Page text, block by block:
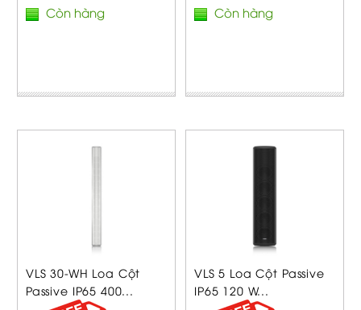
Còn hàng Còn hàng
VLS 30-WH Loa Cột
Passive IP65 400...
VLS 5 Loa Cột Passive
IP65 120 W...